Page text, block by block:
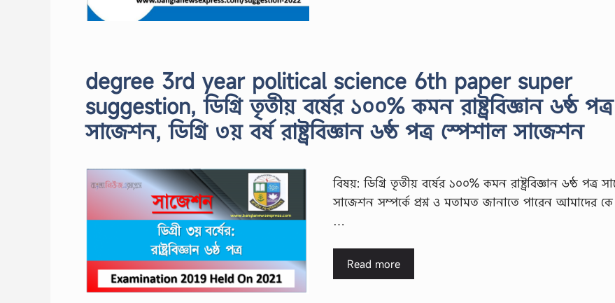
degree 3rd year political science 6th paper super
suggestion, ডিগ্রি তৃতীয় বর্ষের ১০০% কমন রাষ্ট্রবিজ্ঞান ৬ষ্ঠ পত্র
সাজেশন, ডিগ্রি ৩য় বর্ষ রাষ্ট্রবিজ্ঞান ৬ষ্ঠ পত্র স্পেশাল সাজেশন
বিষয়: ডিগ্রি তৃতীয় বর্ষের ১০০% কমন রাষ্ট্রবিজ্ঞান ৬ষ্ঠ পত্র
সাজেশন সম্পর্কে প্রশ্ন ও মতামত জানাতে পারেন আমাদের
…
Read more